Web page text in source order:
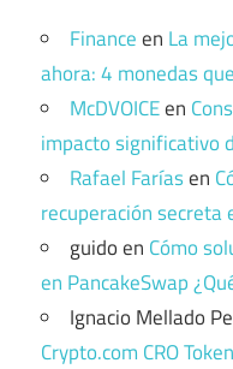
Financeen La
ahora: 4 monedas
McDVOICEen
impacto significativo
Rafael Faríasen
recuperación secreta
guidoen Cómo
en PancakeSwap
Ignacio Mellado
Crypto.com CRO